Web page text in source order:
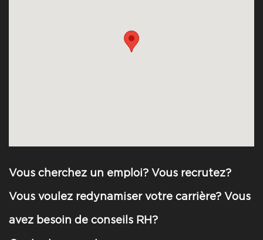
Vous cherchez un emploi? Vous recrutez?
Vous voulez redynamiser votre carrière? Vous
avez besoin de conseils RH?